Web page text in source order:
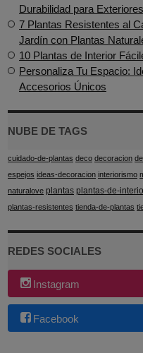
Durabilidad para Exteriores
7 Plantas Resistentes al
Jardín con Plantas
10 Plantas de Interior
Personaliza Tu Espacio:
Accesorios Únicos
NUBE DE TAGS
cuidado-de-plantas deco decoracion
espejos ideas-decoracion interiorismo
naturalove plantas plantas-de-
plantas-resistentes tienda-de-plantas
REDES SOCIALES
Instagram
Facebook